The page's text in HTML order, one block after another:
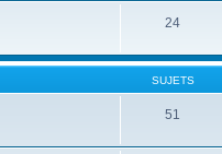
24
SUJETS
51